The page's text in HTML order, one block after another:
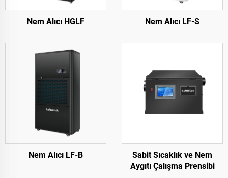
Nem Alıcı HGLF Nem Alıcı LF-S
Nem Alıcı LF-B
Sabit Sıcaklık ve Nem
Aygıtı Çalışma Prensibi